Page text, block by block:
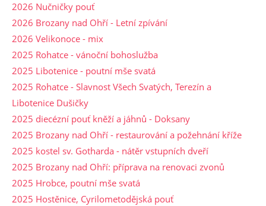
2026 Nučničky pouť
2026 Brozany nad Ohří - Letní zpívání
2026 Velikonoce - mix
2025 Rohatce - vánoční bohoslužba
2025 Libotenice - poutní mše svatá
2025 Rohatce - Slavnost Všech Svatých, Terezín a
Libotenice Dušičky
2025 diecézní pouť kněží a jáhnů - Doksany
2025 Brozany nad Ohří - restaurování a požehnání kříže
2025 kostel sv. Gotharda - nátěr vstupních dveří
2025 Brozany nad Ohří: příprava na renovaci zvonů
2025 Hrobce, poutní mše svatá
2025 Hostěnice, Cyrilometodějská pouť